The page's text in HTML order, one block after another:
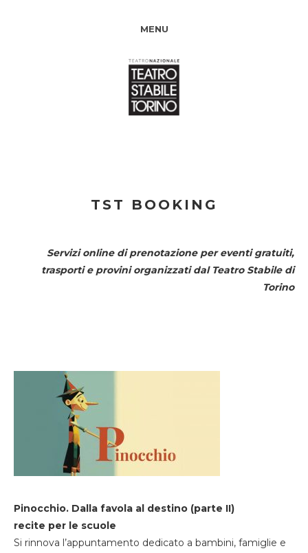
MENU
TST BOOKING
Servizi online di prenotazione per eventi gratuiti,
trasporti e provini organizzati dal Teatro Stabile di
Torino
Pinocchio. Dalla favola al destino (parte II)
recite per le scuole
Si rinnova l’appuntamento dedicato a bambini, famiglie e